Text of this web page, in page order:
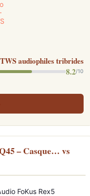
audiophiles tribrides
8.2/10
– Casque… vs
FoKus Rex5